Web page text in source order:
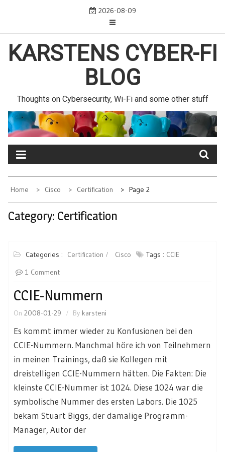
2026-08-09
KARSTENS CYBER-FI
BLOG
Thoughts on Cybersecurity, Wi-Fi and some other stuff
Home Cisco Certification Page 2
Category: Certification
Categories : Certification Cisco Tags : CCIE
1 Comment
CCIE-Nummern
On 2008-01-29 By karsteni
Es kommt immer wieder zu Konfusionen bei den
CCIE-Nummern. Manchmal höre ich von Teilnehmern
in meinen Trainings, daß sie Kollegen mit
dreistelligen CCIE-Nummern hätten. Die Fakten: Die
kleinste CCIE-Nummer ist 1024. Diese 1024 war die
symbolische Nummer des ersten Labors. Die 1025
bekam Stuart Biggs, der damalige Programm-
Manager, Autor der